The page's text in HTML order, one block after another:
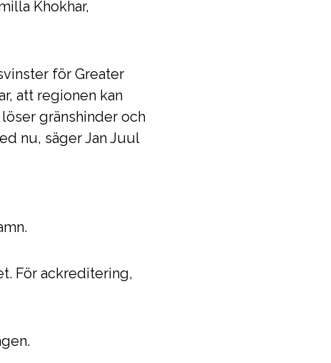
Khokhar,
för Greater
att regionen kan
gränshinder och
nu, säger Jan Juul
För ackreditering,